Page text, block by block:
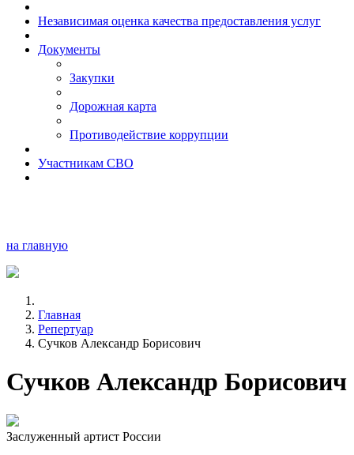
Независимая оценка качества предоставления услуг
Документы
Закупки
Дорожная карта
Противодействие коррупции
Участникам СВО
на главную
Главная
Репертуар
Сучков Александр Борисович
Сучков Александр Борисович
Заслуженный артист России